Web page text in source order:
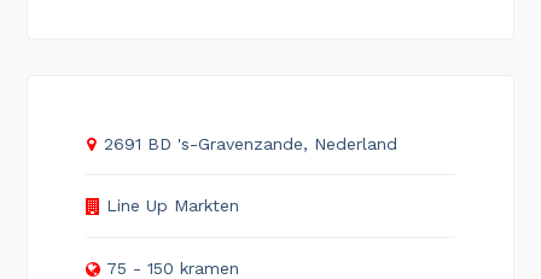
2691 BD 's-Gravenzande, Nederland
Line Up Markten
75 - 150 kramen